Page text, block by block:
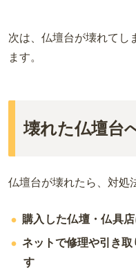
次は、仏壇台が壊れてし
ます。
壊れた仏壇台
仏壇台が壊れたら、対処
購入した仏壇・仏具
ネットで修理や引き
す